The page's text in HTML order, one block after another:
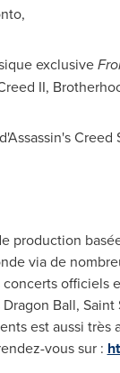
,
exclusive
II,
production
via de
officiels
Ball, Saint
est aussi
vous sur :